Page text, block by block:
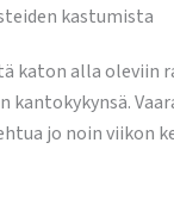
kastumista
katon alla oleviin
jo noin viikon